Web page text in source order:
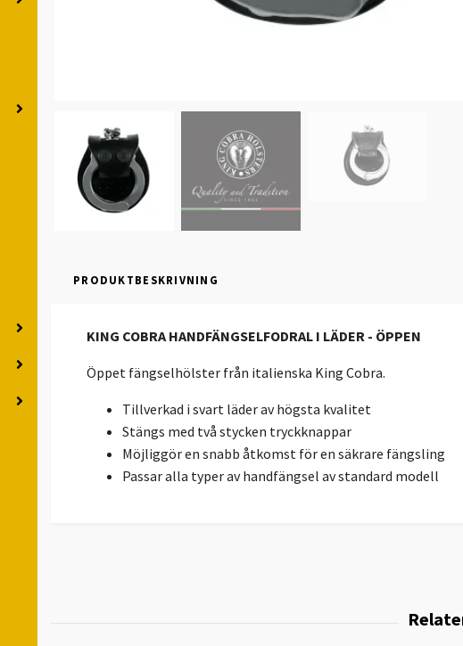
PRODUKTBESKRIVNING
KING COBRA HANDFÄNGSELFODRAL I LÄDER - ÖPPEN
Öppet fängselhölster från italienska King Cobra.
Tillverkad i svart läder av högsta kvalitet
Stängs med två stycken tryckknappar
Möjliggör en snabb åtkomst för en säkrare fängsling
Passar alla typer av handfängsel av standard modell